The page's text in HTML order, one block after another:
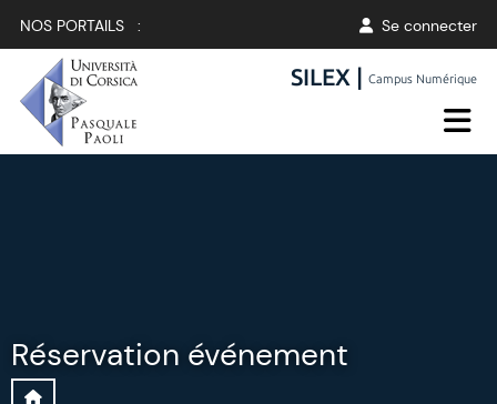
NOS PORTAILS : Se connecter
SILEX |Campus Numérique
Réservation événement